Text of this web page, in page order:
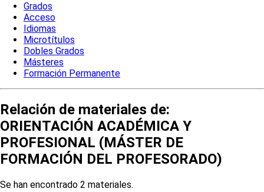
Grados
Acceso
Idiomas
Microtítulos
Dobles Grados
Másteres
Formación Permanente
Relación de materiales de:
ORIENTACIÓN ACADÉMICA Y
PROFESIONAL (MÁSTER DE
FORMACIÓN DEL PROFESORADO)
Se han encontrado 2 materiales.